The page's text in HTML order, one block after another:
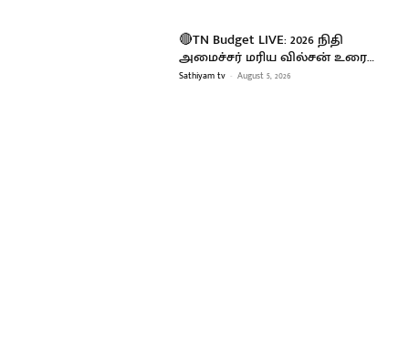
🔴TN Budget LIVE: 2026 நிதி
அமைச்சர் மரிய வில்சன் உரை…
Sathiyam tv - August 5, 2026